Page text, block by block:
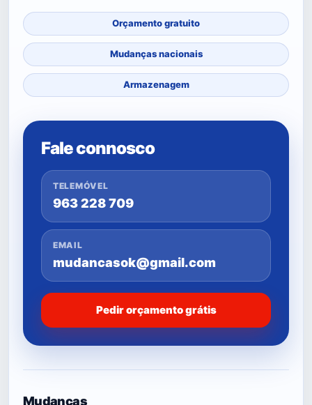
Orçamento gratuito
Mudanças nacionais
Armazenagem
Fale connosco
TELEMÓVEL
963 228 709
EMAIL
mudancasok@gmail.com
Pedir orçamento grátis
Mudanças